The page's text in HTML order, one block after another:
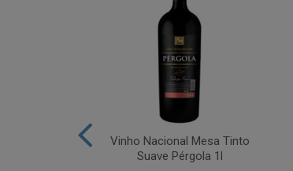
Vinho Nacional Mesa Tinto
Suave Pérgola 1l